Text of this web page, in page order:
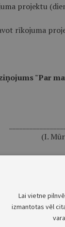
projektu
rīkojuma
"Par
(I.
informatīvo
akciju
Lai vietne
izmantotas vēl